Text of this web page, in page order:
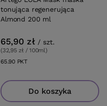
tonująca regenerująca
Almond 200 ml
65,90 zł / szt.
(32,95 zł / 100ml)
65.90PKTpunktów
Do koszyka